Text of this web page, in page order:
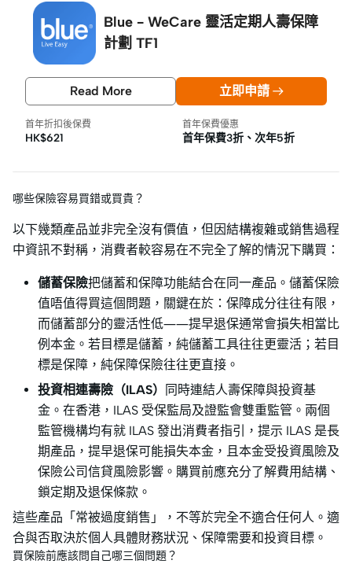
Blue - WeCare 靈活定期人壽保障
計劃 TF1
Read More 立即申請
首年折扣後保費
HK$621
首年保費優惠
首年保費3折、次年5折
哪些保險容易買錯或買貴？
以下幾類產品並非完全沒有價值，但因結構複雜或銷售過程
中資訊不對稱，消費者較容易在不完全了解的情況下購買：
儲蓄保險把儲蓄和保障功能結合在同一產品。儲蓄保險
值唔值得買這個問題，關鍵在於：保障成分往往有限，
而儲蓄部分的靈活性低——提早退保通常會損失相當比
例本金。若目標是儲蓄，純儲蓄工具往往更靈活；若目
標是保障，純保障保險往往更直接。
投資相連壽險（ILAS）
同時連結人壽保障與投資基
金。在香港，ILAS 受保監局及證監會雙重監管。兩個
監管機構均有就 ILAS 發出消費者指引，提示 ILAS 是長
期產品，提早退保可能損失本金，且本金受投資風險及
保險公司信貸風險影響。購買前應充分了解費用結構、
鎖定期及退保條款。
這些產品「常被過度銷售」，不等於完全不適合任何人。適
合與否取決於個人具體財務狀況、保障需要和投資目標。
買保險前應該問自己哪三個問題？